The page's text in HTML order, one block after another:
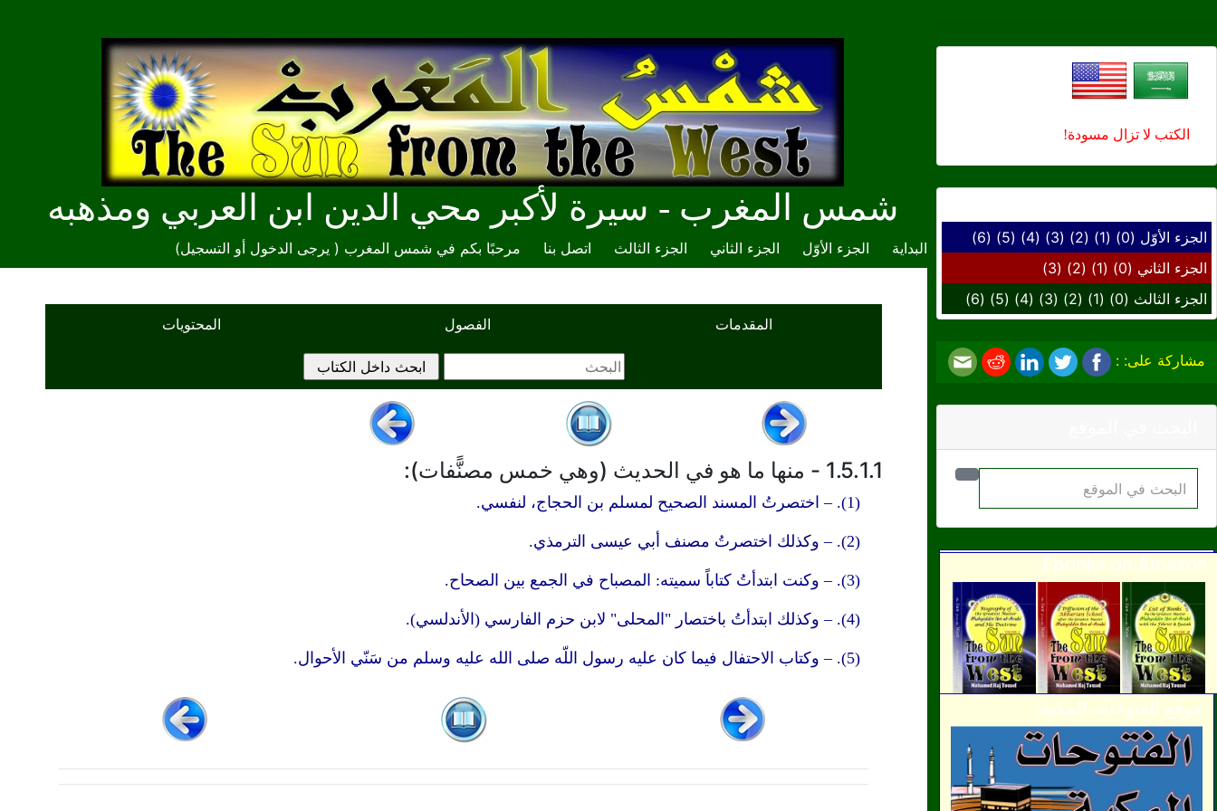
الكتب لا تزال مسودة!
الجزء الأوّل (0)
(1)
(2)
(3)
(4)
(5)
(6)
الجزء الثاني (0)
(1)
(2)
(3)
الجزء الثالث (0)
(1)
(2)
(3)
(4)
(5)
(6)
مشاركة على: :
Ebooks on Amazon:
موقع الفتوحات المكية:
شمس المغرب - سيرة لأكبر محي الدين ابن العربي ومذهبه
البداية الجزء الأوّل الجزء الثاني الجزء الثالث اتصل بنا مرحبًا بكم في شمس المغرب ( يرجى الدخول أو التسجيل)
المقدمات الفصول المحتويات
1.5.1.1 - منها ما هو في الحديث (وهي خمس مصنًّفات):
(1). – اختصرتُ المسند الصحيح لمسلم بن الحجاج، لنفسي.
(2). – وكذلك اختصرتُ مصنف أبي عيسى الترمذي.
(3). – وكنت ابتدأتُ كتاباً سميته: المصباح في الجمع بين الصحاح.
(4). – وكذلك ابتدأتُ باختصار "المحلى" لابن حزم الفارسي (الأندلسي).
(5). – وكتاب الاحتفال فيما كان عليه رسول اللّه صلى الله عليه وسلم من سَنّي الأحوال.